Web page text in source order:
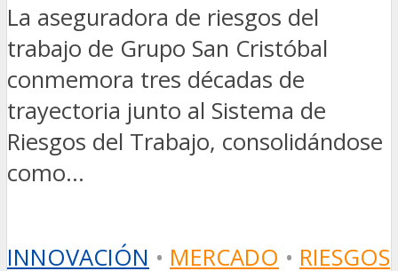
La aseguradora de riesgos del
trabajo de Grupo San Cristóbal
conmemora tres décadas de
trayectoria junto al Sistema de
Riesgos del Trabajo, consolidándose
como...
INNOVACIÓN • MERCADO • RIESGOS